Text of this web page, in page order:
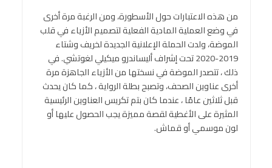
من هذه الاعتبارات حول الأسطورة، ومن الرغبة مرة أخرى
في وضع العملية المادية الفعلية لتصميم الأزياء في قلب
الموضة، ولدت الحملة الإعلانية الجديدة لخريف وشتاء
2019-2020 تحت إشراف أليساندرو ميكيلي لغوتشي. في
ذلك ، تتصدر الموضة في نسختها من الأزياء الجاهزة مرة
أخرى عناوين الصحف، وتصبح بطلة الرواية ، كما كان يحدث
قبل ثلاثين عامًا ، عندما كان بتم تكريس العناوين الرئيسية
المثيرة على الأغطية لقصة مميزة يجب الحصول عليها أو
لون موسمي أو قماش.